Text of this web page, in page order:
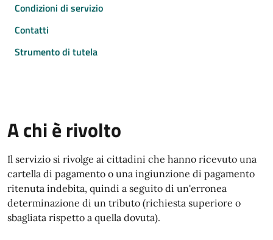
Condizioni di servizio
Contatti
Strumento di tutela
A chi è rivolto
Il servizio si rivolge ai cittadini che hanno ricevuto una
cartella di pagamento o una ingiunzione di pagamento
ritenuta indebita, quindi a seguito di un'erronea
determinazione di un tributo (richiesta superiore o
sbagliata rispetto a quella dovuta).